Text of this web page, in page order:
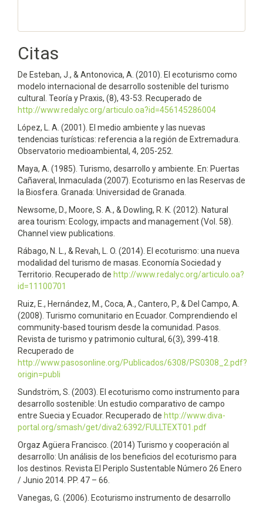
Citas
De Esteban, J., & Antonovica, A. (2010). El ecoturismo como
modelo internacional de desarrollo sostenible del turismo
cultural. Teoría y Praxis, (8), 43-53. Recuperado de
http://www.redalyc.org/articulo.oa?id=456145286004
López, L. A. (2001). El medio ambiente y las nuevas
tendencias turísticas: referencia a la región de Extremadura.
Observatorio medioambiental, 4, 205-252.
Maya, A. (1985). Turismo, desarrollo y ambiente. En: Puertas
Cañaveral, Inmaculada (2007). Ecoturismo en las Reservas de
la Biosfera. Granada: Universidad de Granada.
Newsome, D., Moore, S. A., & Dowling, R. K. (2012). Natural
area tourism: Ecology, impacts and management (Vol. 58).
Channel view publications.
Rábago, N. L., & Revah, L. O. (2014). El ecoturismo: una nueva
modalidad del turismo de masas. Economía Sociedad y
Territorio. Recuperado de http://www.redalyc.org/articulo.oa?
id=11100701
Ruiz, E., Hernández, M., Coca, A., Cantero, P., & Del Campo, A.
(2008). Turismo comunitario en Ecuador. Comprendiendo el
community-based tourism desde la comunidad. Pasos.
Revista de turismo y patrimonio cultural, 6(3), 399-418.
Recuperado de
http://www.pasosonline.org/Publicados/6308/PS0308_2.pdf?
origin=publi
Sundström, S. (2003). El ecoturismo como instrumento para
desarrollo sostenible: Un estudio comparativo de campo
entre Suecia y Ecuador. Recuperado de http://www.diva-
portal.org/smash/get/diva2:6392/FULLTEXT01.pdf
Orgaz Agüera Francisco. (2014) Turismo y cooperación al
desarrollo: Un análisis de los beneficios del ecoturismo para
los destinos. Revista El Periplo Sustentable Número 26 Enero
/ Junio 2014. PP. 47 – 66.
Vanegas, G. (2006). Ecoturismo instrumento de desarrollo